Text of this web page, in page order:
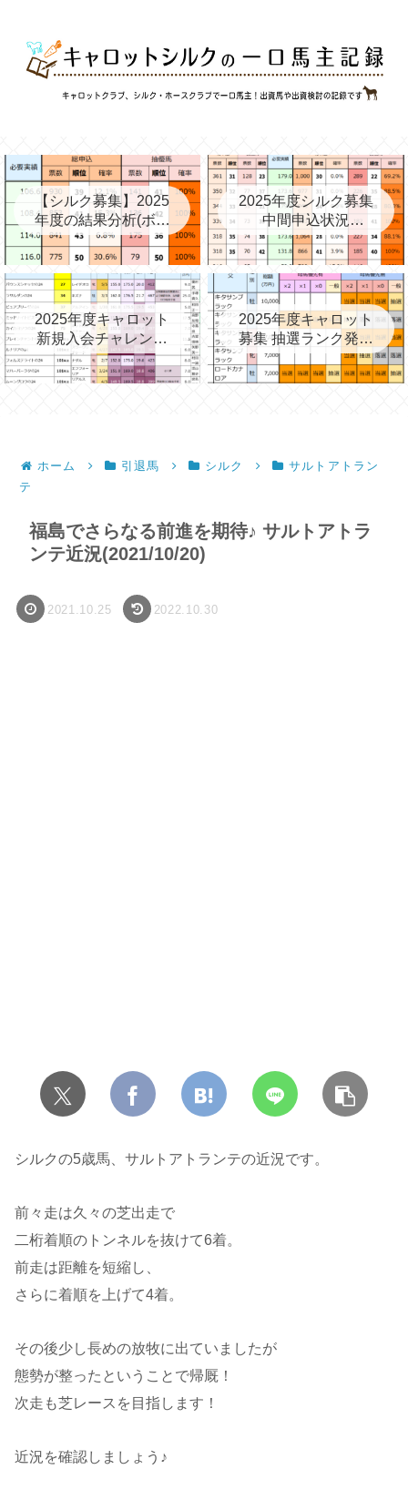
【シルク募集】2025
年度の結果分析(ボー
ダー、確率、昨年度
との比較など)
2025年度シルク募集
中間申込状況
②(08/06)と昨年の中
間③→最終
2025年度キャロット
新規入会チャレンジ
と第2次募集を考える
2025年度キャロット
募集 抽選ランク発表
(09/11)
ホーム 引退馬 シルク
サルトアトラン
テ
福島でさらなる前進を期待♪ サルトアトラ
ンテ近況(2021/10/20)
2021.10.25 2022.10.30
シルクの5歳馬、サルトアトランテの近況です。
前々走は久々の芝出走で
二桁着順のトンネルを抜けて6着。
前走は距離を短縮し、
さらに着順を上げて4着。
その後少し長めの放牧に出ていましたが
態勢が整ったということで帰厩！
次走も芝レースを目指します！
近況を確認しましょう♪